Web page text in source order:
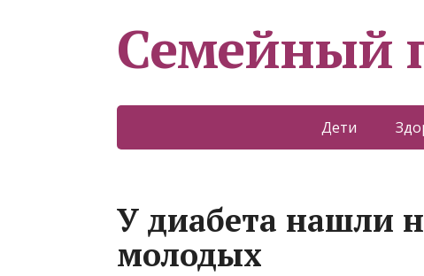
Семейный
Дети
У диабета нашли
молодых